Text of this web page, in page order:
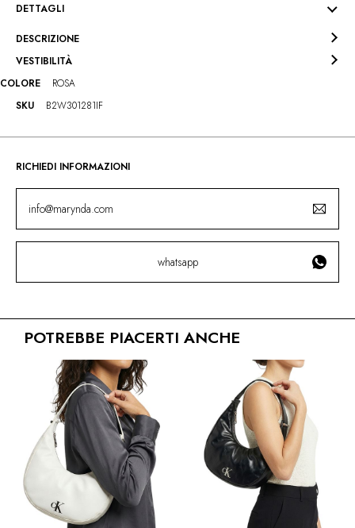
DETTAGLI
DESCRIZIONE
VESTIBILITÀ
COLORE
ROSA
SKU
B2W301281IF
RICHIEDI INFORMAZIONI
info@marynda.com
whatsapp
POTREBBE PIACERTI ANCHE